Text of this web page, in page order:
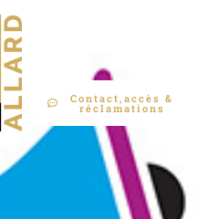
Contact,accès &
réclamations